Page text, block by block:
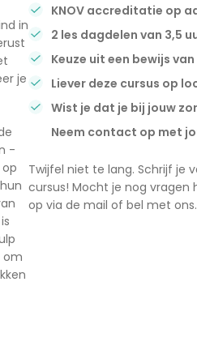
in
je
-
om
KNOV accreditatie op
2 les dagdelen van 3,5
Keuze uit een bewijs
Liever deze cursus op
Wist je dat je bij jouw
Neem contact op met
Twijfel niet te lang. Schrijf je
cursus! Mocht je nog
op via de mail of bel met ons.